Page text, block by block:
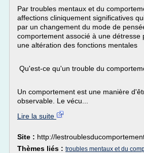
Par troubles mentaux et du
affections cliniquement significatives
par un changement du mode de
comportement associé à une détresse
une altération des fonctions mentales
Qu'est-ce qu'un trouble du
Un comportement est une manière
observable. Le vécu...
Lire la suite
Site : http://
Thèmes liés : troubles mentaux et du